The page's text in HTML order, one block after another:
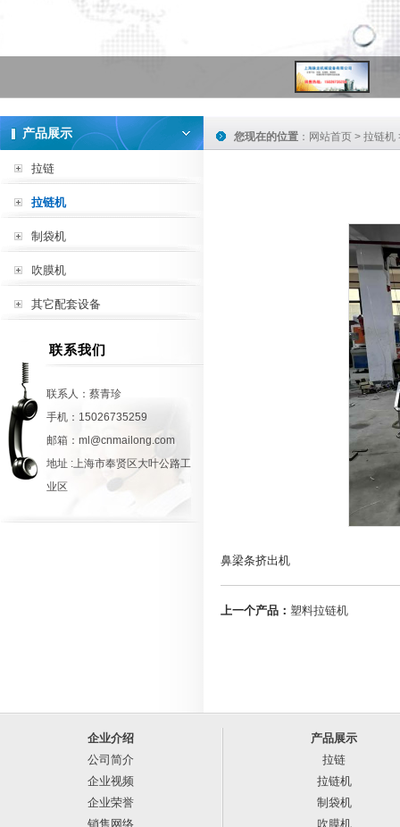
产品展示
拉链
拉链机
制袋机
吹膜机
其它配套设备
联系我们
联系人：蔡青珍
手机：15026735259
邮箱：ml@cnmailong.com
地址 :上海市奉贤区大叶公路工
业区
您现在的位置 ： 网站首页 > 拉链机
鼻梁条挤出机
上一个产品： 塑料拉链机
企业介绍
公司简介
企业视频
企业荣誉
销售网络
产品展示
拉链
拉链机
制袋机
吹膜机